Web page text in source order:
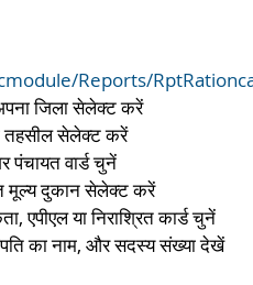
Reports/
जिला सेलेक्ट करें
तहसील सेलेक्ट करें
पंचायत वार्ड चुनें
मूल्य दुकान सेलेक्ट करें
एपीएल या निराश्रित कार्ड चुनें
पति का नाम, और सदस्य संख्या देखें